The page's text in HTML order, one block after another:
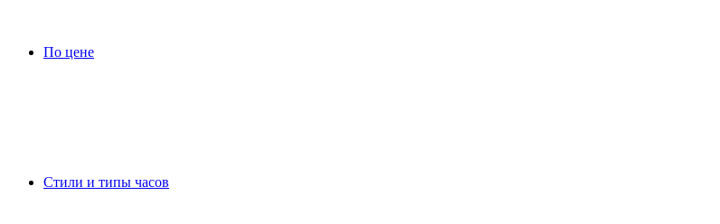
По цене
Стили и типы часов